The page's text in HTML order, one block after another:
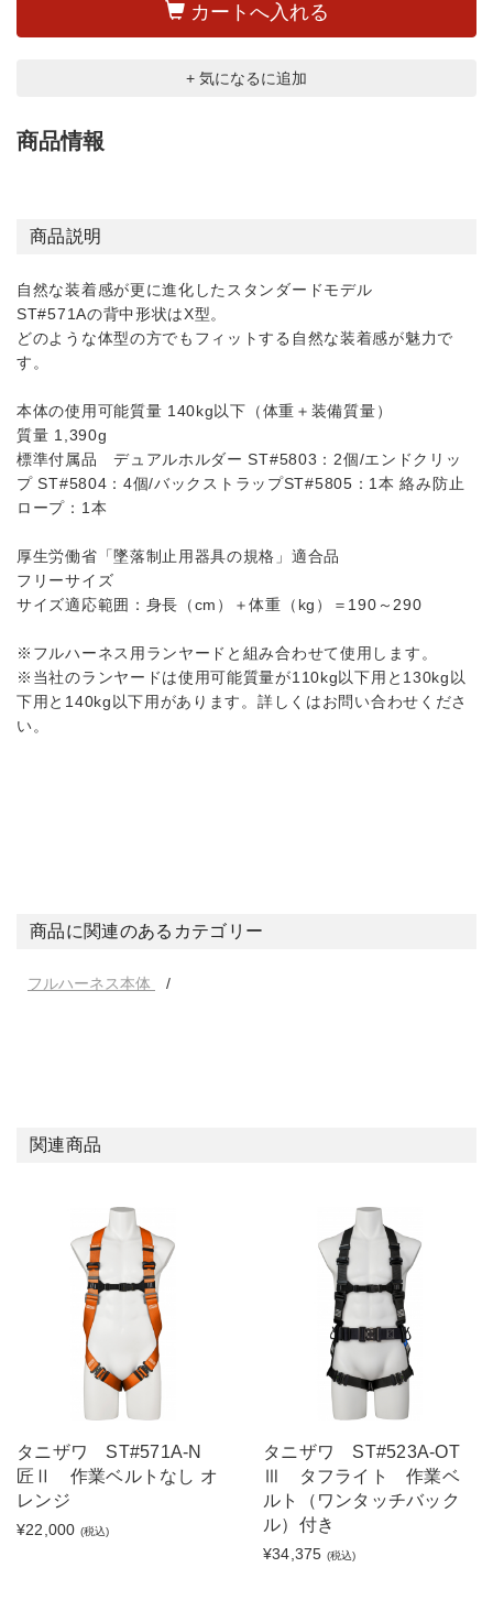
カートへ入れる
+ 気になるに追加
商品情報
商品説明
自然な装着感が更に進化したスタンダードモデル
ST#571Aの背中形状はX型。
どのような体型の方でもフィットする自然な装着感が魅力で
す。
本体の使用可能質量 140kg以下（体重＋装備質量）
質量 1,390g
標準付属品 デュアルホルダー ST#5803：2個/エンドクリッ
プ ST#5804：4個/バックストラップST#5805：1本 絡み防止
ロープ：1本
厚生労働省「墜落制止用器具の規格」適合品
フリーサイズ
サイズ適応範囲：身長（cm）＋体重（kg）＝190～290
※フルハーネス用ランヤードと組み合わせて使用します。
※当社のランヤードは使用可能質量が110kg以下用と130kg以
下用と140kg以下用があります。詳しくはお問い合わせくださ
い。
商品に関連のあるカテゴリー
フルハーネス本体
関連商品
タニザワ ST#571A-N
匠Ⅱ 作業ベルトなし オ
レンジ
¥22,000 (税込)
タニザワ ST#523A-OT
Ⅲ タフライト 作業ベ
ルト（ワンタッチバック
ル）付き
¥34,375 (税込)